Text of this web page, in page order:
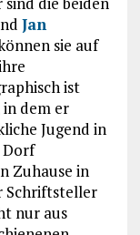
Jan
sie auf
ist
in dem er
Jugend in
Dorf
Zuhause in
Schriftsteller
nur aus